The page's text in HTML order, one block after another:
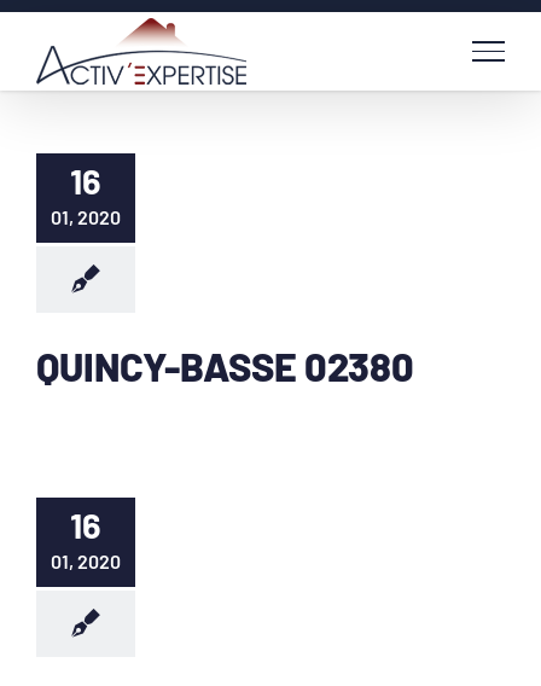
Passer
contenu
16
01, 2020
QUINCY-BASSE 02380
16
01, 2020